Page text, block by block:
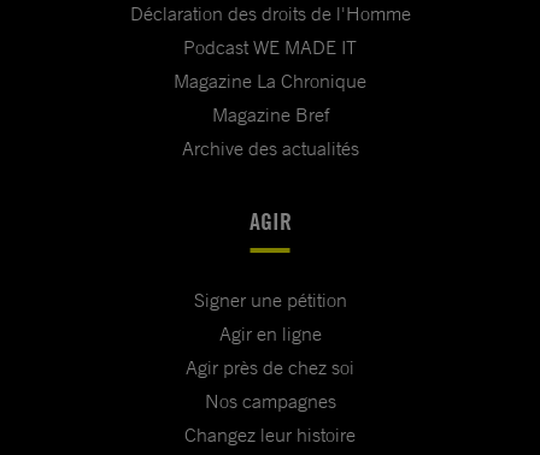
Déclaration des droits de l'Homme
Podcast WE MADE IT
Magazine La Chronique
Magazine Bref
Archive des actualités
AGIR
Signer une pétition
Agir en ligne
Agir près de chez soi
Nos campagnes
Changez leur histoire